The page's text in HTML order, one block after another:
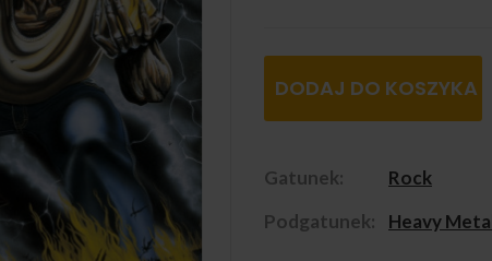
DODAJ DO KOSZYKA
Gatunek:
Rock
Podgatunek:
Heavy